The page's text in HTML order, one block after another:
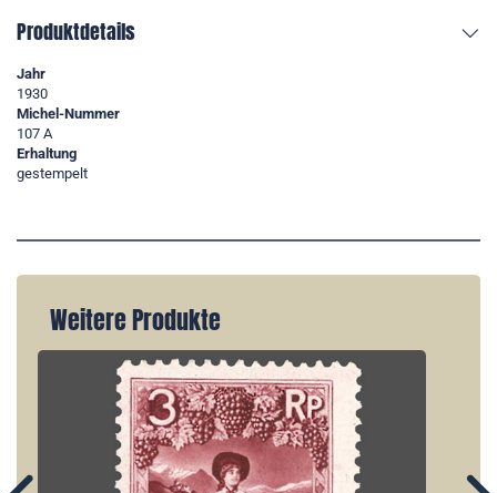
Produktdetails
Jahr
1930
Michel-Nummer
107 A
Erhaltung
gestempelt
Weitere Produkte